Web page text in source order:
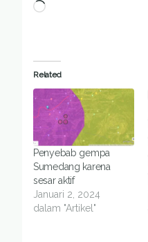
Memuat...
Related
Penyebab gempa
Sumedang karena
sesar aktif
Januari 2, 2024
dalam "Artikel"